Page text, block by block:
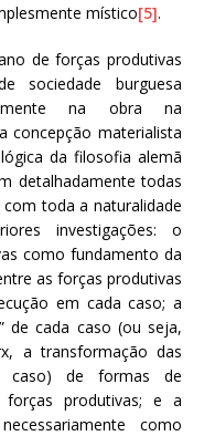
místico[5].
de forças produtivas
sociedade burguesa
na obra na
concepção materialista
da filosofia alemã
detalhadamente todas
toda a naturalidade
investigações: o
como fundamento da
as forças produtivas
em cada caso; a
de cada caso (ou seja,
a transformação das
caso) de formas de
forças produtivas; e a
como